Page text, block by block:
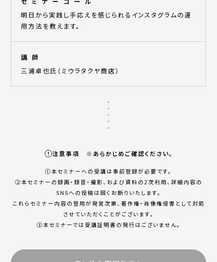
明日から実践し手応えを感じられるインスタグラムの運
用方法を教えます。
講師
三浦卓也氏（ミウラタクヤ商店）
注意事項 ※あらかじめご確認ください。
①本セミナーへの受講は事前登録が必要です。
②本セミナーの録画・録⾳・撮影、および資料の2次利⽤、詳細内容の
SNSへの投稿は固くお断りいたします。
これらセミナー内容の登⽤が発覚次第、著作権・肖像権侵害として対処
させていただくことがございます。
③本セミナーでは受講証明書の発⾏はございません。